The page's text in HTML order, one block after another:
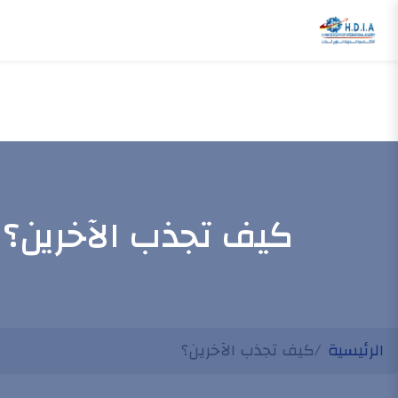
كيف تجذب الآخرين؟
الرئيسية كيف تجذب الآخرين؟